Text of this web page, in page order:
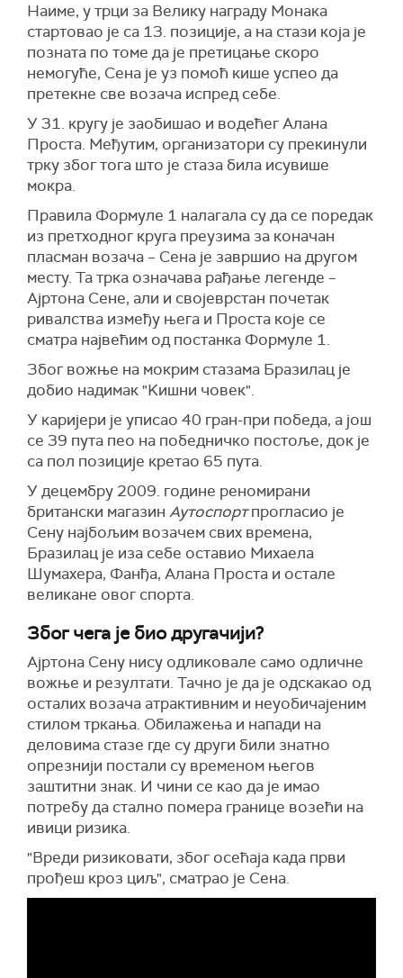
Наиме, у трци за Велику награду Монака
стартовао је са 13. позиције, а на стази која је
позната по томе да је претицање скоро
немогуће, Сена је уз помоћ кише успео да
претекне све возача испред себе.
У 31. кругу је заобишао и водећег Алана
Проста. Међутим, организатори су прекинули
трку због тога што је стаза била исувише
мокра.
Правила Формуле 1 налагала су да се поредак
из претходног круга преузима за коначан
пласман возача – Сена је завршио на другом
месту. Та трка означава рађање легенде –
Ајртона Сене, али и својеврстан почетак
ривалства између њега и Проста које се
сматра највећим од постанка Формуле 1.
Због вожње на мокрим стазама Бразилац је
добио надимак "Kишни човек".
У каријери је уписао 40 гран-при победа, а још
се 39 пута пео на победничко постоље, док је
са пол позиције кретао 65 пута.
У децембру 2009. године реномирани
британски магазин Аутоспортпрогласио је
Сену најбољим возачем свих времена,
Бразилац је иза себе оставио Михаела
Шумахера, Фанђа, Алана Проста и остале
великане овог спорта.
Због чега је био другачији?
Ајртона Сену нису одликовале само одличне
вожње и резултати. Тачно је да је одскакао од
осталих возача атрактивним и неуобичајеним
стилом тркања. Обилажења и напади на
деловима стазе где су други били знатно
опрезнији постали су временом његов
заштитни знак. И чини се као да је имао
потребу да стално помера границе возећи на
ивици ризика.
"Вреди ризиковати, због осећаја када први
прођеш кроз циљ", сматрао је Сена.